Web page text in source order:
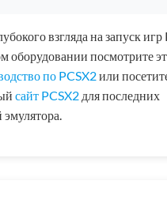
взгляда на запуск игр
оборудовании посмотрите
по PCSX2или
сайт PCSX2 для последних